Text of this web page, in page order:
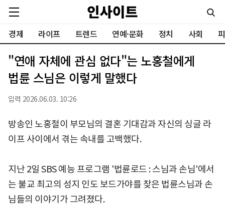
경제 라이프 트렌드 연예·문화 정치 사회
"연애 자체에 관심 없다"는 노홍철에게
법륜 스님은 이렇게 말했다
입력 2026.06.03. 10:26
방송인 노홍철이 부모님의 결혼 기대감과 자신의 싱글 라
이프 사이에서 겪는 속내를 고백했다.
지난 2일 SBS 예능 프로그램 '법륜로드 : 스님과 손님'에서
는 불교 최고의 성지 인도 보드가야를 찾은 법륜스님과 손
님들의 이야기가 그려졌다.